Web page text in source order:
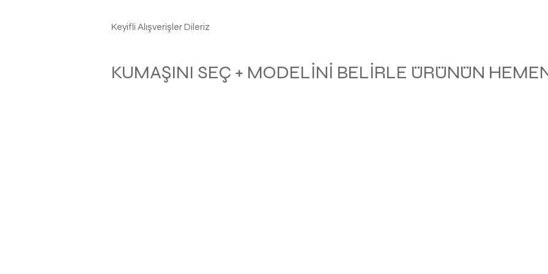
Keyifli Alışverişler Dileriz
KUMAŞINI SEÇ + MODELİNİ BELİRLE ÜRÜNÜN